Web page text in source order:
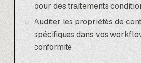
pour des traitements
Auditer les propriétés de
spécifiques dans vos
conformité